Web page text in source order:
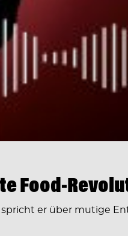
Food-
er über mutige